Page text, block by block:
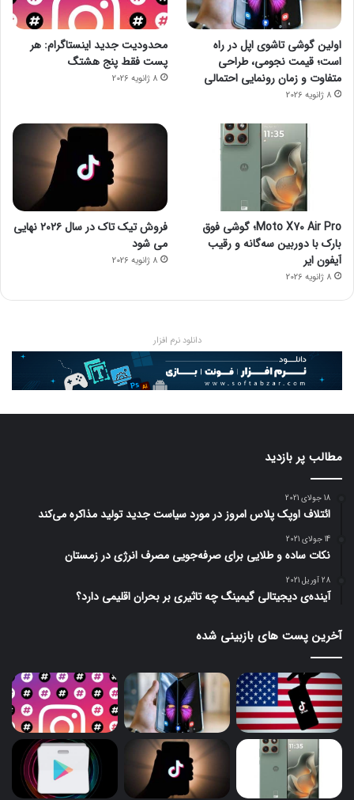
اولین گوشی تاشوی اپل در راه
است؛ قیمت نجومی، طراحی
متفاوت و زمان رونمایی احتمالی
8 ژانویه 2026
محدودیت جدید اینستاگرام: هر
پست فقط پنج هشتگ
8 ژانویه 2026
Moto X70 Air Pro؛ گوشی فوق
بارک با دوربین سه‌گانه و رقیب
آیفون ایر
8 ژانویه 2026
فروش تیک تاک در سال ۲۰۲۶ نهایی
می شود
8 ژانویه 2026
دانلود نرم افزار
مطالب پر بازدید
18 جولای 2021
ائتلاف اوپک پلاس امروز در مورد سیاست جدید تولید مذاکره می‌کند
14 جولای 2021
نکات ساده و طلایی برای صرفه‌جویی مصرف انرژی در زمستان
28 آوریل 2021
آینده‌ی دیجیتالی گیمینگ چه تاثیری بر بحران اقلیمی دارد؟
آخرین پست های بازبینی شده